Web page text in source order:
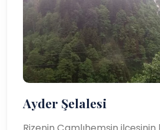
Ayder Şelalesi